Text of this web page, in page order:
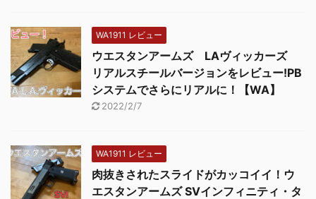
WA1911 レビュー
ウエスタンアームズ LAヴィッカーズ
リアルスチールバージョンをレビュー!PB
システムでさらにリアルに！【WA】
2022/2/7
WA1911 レビュー
肉抜きされたスライドがカッコイイ！ウ
エスタンアームズ SVインフィニティ・タ